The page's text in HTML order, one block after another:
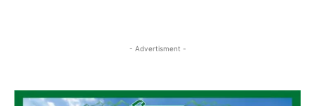
- Advertisment -